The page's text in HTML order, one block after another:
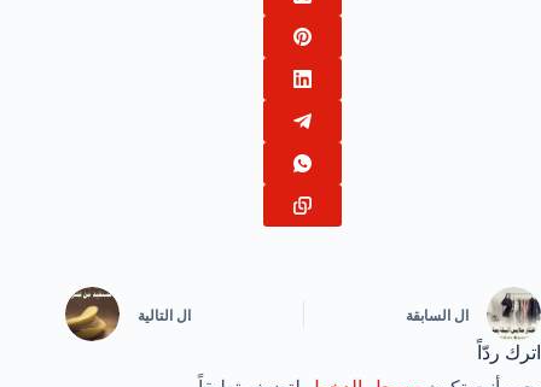
ال السابقة ال التالية
اترك ردّاً